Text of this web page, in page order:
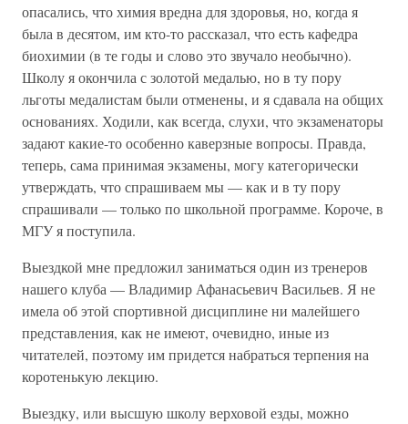
опасались, что химия вредна для здоровья, но, когда я
была в десятом, им кто-то рассказал, что есть кафедра
биохимии (в те годы и слово это звучало необычно).
Школу я окончила с золотой медалью, но в ту пору
льготы медалистам были отменены, и я сдавала на общих
основаниях. Ходили, как всегда, слухи, что экзаменаторы
задают какие-то особенно каверзные вопросы. Правда,
теперь, сама принимая экзамены, могу категорически
утверждать, что спрашиваем мы — как и в ту пору
спрашивали — только по школьной программе. Короче, в
МГУ я поступила.
Выездкой мне предложил заниматься один из тренеров
нашего клуба — Владимир Афанасьевич Васильев. Я не
имела об этой спортивной дисциплине ни малейшего
представления, как не имеют, очевидно, иные из
читателей, поэтому им придется набраться терпения на
коротенькую лекцию.
Выездку, или высшую школу верховой езды, можно